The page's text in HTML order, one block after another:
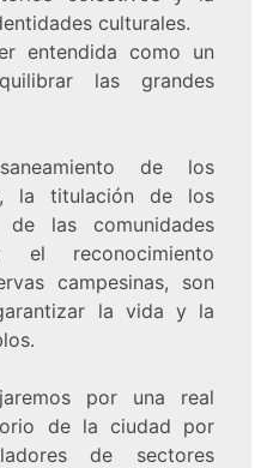
culturales.
entendida como un
las grandes
de los
la titulación de los
las comunidades
el reconocimiento
campesinas, son
la vida y la
por una real
de la ciudad por
de sectores